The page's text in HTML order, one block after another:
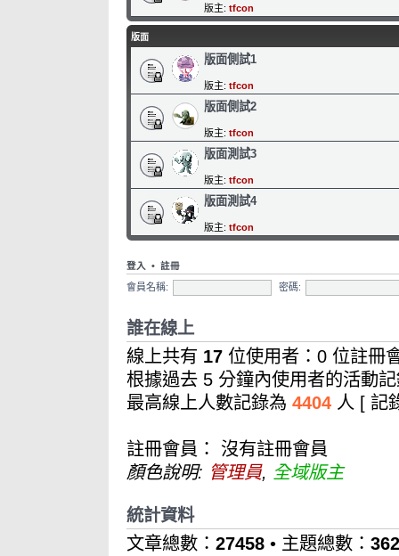
版主: tfcon
版面
版面側試1
版主: tfcon
版面側試2
版主: tfcon
版面測試3
版主: tfcon
版面測試4
版主: tfcon
登入 • 註冊
會員名稱:
密碼:
誰在線上
線上共有 17 位使用者：0 位註冊
根據過去 5 分鐘內使用者的活動
最高線上人數記錄為 4404 人 [ 記
註冊會員： 沒有註冊會員
顏色說明: 管理員, 全域版主
統計資料
文章總數： 27458 • 主題總數： 362